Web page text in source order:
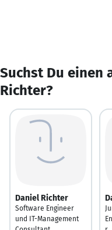
Suchst Du einen
Richter?
Daniel Richter
Software Engineer
und IT-Management